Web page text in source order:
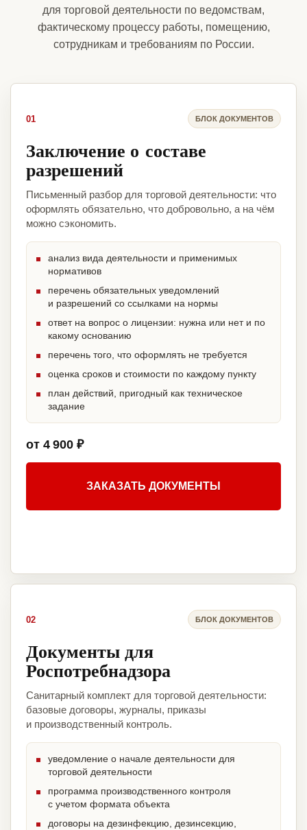
для торговой деятельности по ведомствам,
фактическому процессу работы, помещению,
сотрудникам и требованиям по России.
01 БЛОК ДОКУМЕНТОВ
Заключение о составе
разрешений
Письменный разбор для торговой деятельности: что
оформлять обязательно, что добровольно, а на чём
можно сэкономить.
анализ вида деятельности и применимых
нормативов
перечень обязательных уведомлений
и разрешений со ссылками на нормы
ответ на вопрос о лицензии: нужна или нет и по
какому основанию
перечень того, что оформлять не требуется
оценка сроков и стоимости по каждому пункту
план действий, пригодный как техническое
задание
от 4 900 ₽
ЗАКАЗАТЬ ДОКУМЕНТЫ
02 БЛОК ДОКУМЕНТОВ
Документы для
Роспотребнадзора
Санитарный комплект для торговой деятельности:
базовые договоры, журналы, приказы
и производственный контроль.
уведомление о начале деятельности для
торговой деятельности
программа производственного контроля
с учетом формата объекта
договоры на дезинфекцию, дезинсекцию,